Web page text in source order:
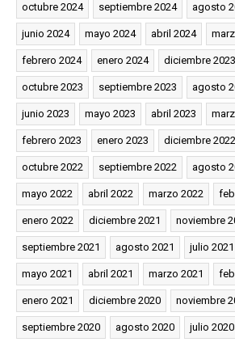
octubre 2024 septiembre 2024 agosto
junio 2024 mayo 2024 abril 2024
febrero 2024 enero 2024 diciembre 2023
octubre 2023 septiembre 2023 agosto
junio 2023 mayo 2023 abril 2023
febrero 2023 enero 2023 diciembre 2022
octubre 2022 septiembre 2022 agosto
mayo 2022 abril 2022 marzo 2022
enero 2022 diciembre 2021 noviembre
septiembre 2021 agosto 2021 julio 2021
mayo 2021 abril 2021 marzo 2021
enero 2021 diciembre 2020 noviembre
septiembre 2020 agosto 2020 julio 2020